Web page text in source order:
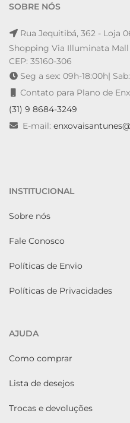
SOBRE NÓS
Rua Jequitibá, 362 - Loja
Shopping Via Illuminata Mall
CEP: 35160-306
Seg a sex: 09h-18:00h|
Contato para Plano de
(31) 9 8684-3249
E-mail:
INSTITUCIONAL
Sobre nós
Fale Conosco
Políticas de Envio
Políticas de Privacidades
AJUDA
Como comprar
Lista de desejos
Trocas e devoluções